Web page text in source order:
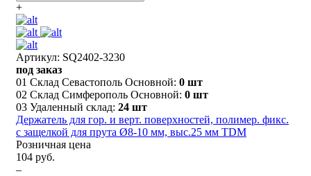
+
Артикул: SQ2402-3230
под заказ
01 Склад Севастополь Основной: 0 шт
02 Склад Симферополь Основной: 0 шт
03 Удаленный склад: 24 шт
Держатель для гор. и верт. поверхностей, полимер. фикс.
с защелкой для прута Ø8-10 мм, выс.25 мм TDM
Розничная цена
104 руб.
–